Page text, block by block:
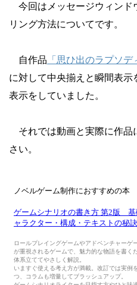
今回はメッセージウィンド
リング方法についてです。
自作品 「思ひ出のラプソデ
に対して中央揃えと瞬間表
表示をしていました。
それでは動画と実際に作品
さい。